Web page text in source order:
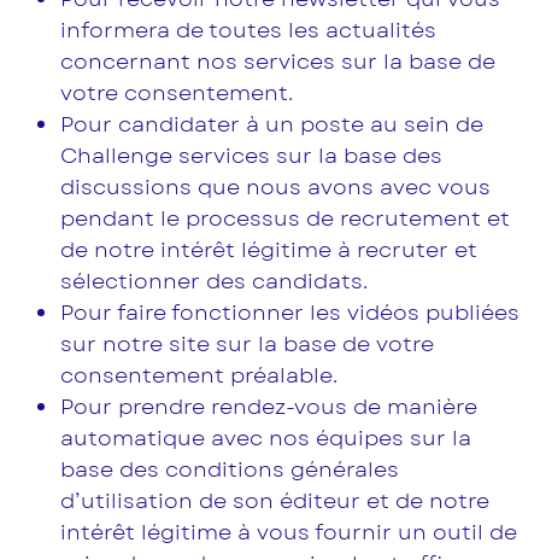
informera de toutes les actualités
concernant nos services sur la base de
votre consentement.
Pour candidater à un poste au sein de
Challenge services sur la base des
discussions que nous avons avec vous
pendant le processus de recrutement et
de notre intérêt légitime à recruter et
sélectionner des candidats.
Pour faire fonctionner les vidéos publiées
sur notre site sur la base de votre
consentement préalable.
Pour prendre rendez-vous de manière
automatique avec nos équipes sur la
base des conditions générales
d’utilisation de son éditeur et de notre
intérêt légitime à vous fournir un outil de